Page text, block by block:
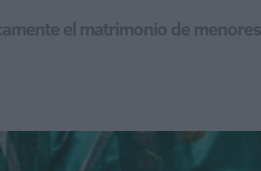
el matrimonio de